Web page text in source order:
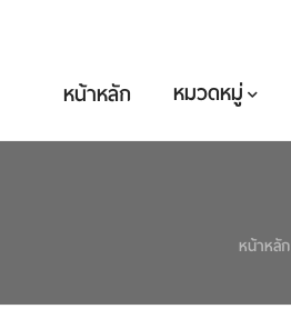
หน้าหลัก หมวดหมู่
หน้าหลัก